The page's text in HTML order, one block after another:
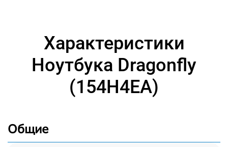
Характеристики
Ноутбука Dragonfly
(154H4EA)
Общие